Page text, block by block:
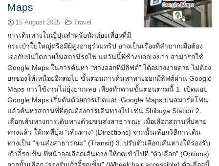
Maps
15 August 2025 Travel
การเดินทางในญี่ปุ่นสำหรับนักท่องเที่ยวที่มี
กระเป๋าใบใหญ่หรือมีผู้สูงอายุร่วมทริป อาจเป็นเรื่องที่ลำบากเมื่อต้อง
เจอกับบันไดภายในสถานีรถไฟ แต่วันนี้พี่ช้างบอกเลยว่า สามารถใช้
Google Maps ในการค้นหา “ทางออกที่มีลิฟต์” ได้อย่างง่ายดาย ไม่ต้อง
ยกของให้เหนื่อยอีกต่อไป ขั้นตอนการค้นหาทางออกมีลิฟต์ผ่าน Google
Maps การใช้งานไม่ยุ่งยากเลย เพียงทำตามขั้นตอนตามนี้ 1. เปิดแอป
Google Maps เริ่มต้นด้วยการเปิดแอป Google Maps บนสมาร์ตโฟน
แล้วค้นหาสถานที่ที่คุณต้องการเดินทางไป เช่น Shibuya Station 2.
เลือกเส้นทางการเดินทางด้วยขนส่งสาธารณะ เมื่อเลือกสถานที่ปลาย
ทางแล้ว ให้กดที่ปุ่ม “เส้นทาง” (Directions) จากนั้นเลือกวิธีการเดิน
ทางเป็น “ขนส่งสาธารณะ” (Transit) 3. ปรับตัวเลือกเส้นทางให้รองรับ
เก้าอี้รถเข็น ที่หน้าจอเลือกเส้นทาง ให้กดเข้าไปที่ “ตัวเลือก” (Options)